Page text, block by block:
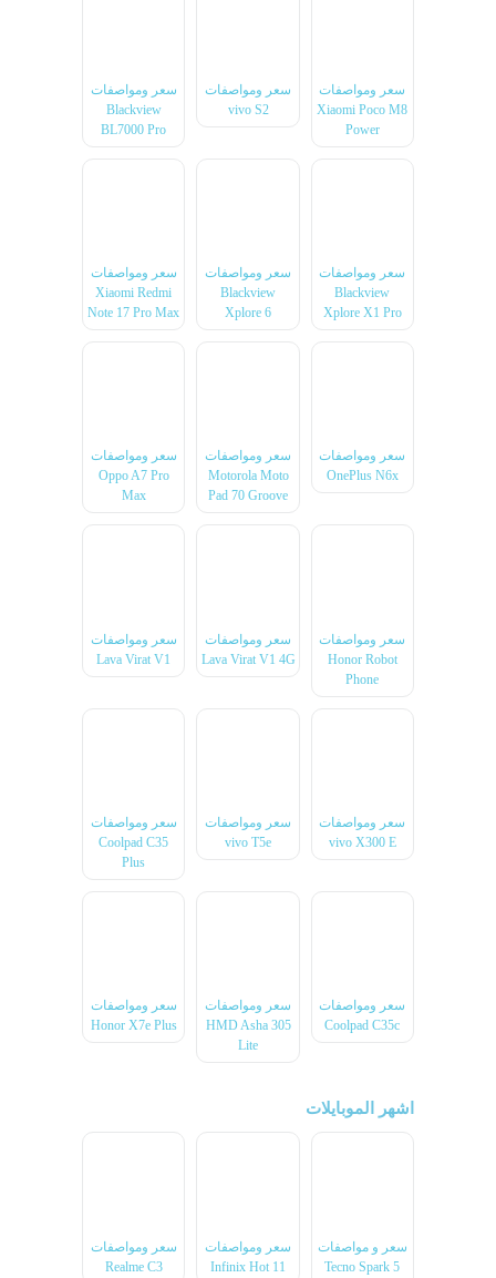
سعر ومواصفات
Xiaomi Poco M8
Power
سعر ومواصفات
vivo S2
سعر ومواصفات
Blackview
BL7000 Pro
سعر ومواصفات
Blackview
Xplore X1 Pro
سعر ومواصفات
Blackview
Xplore 6
سعر ومواصفات
Xiaomi Redmi
Note 17 Pro Max
سعر ومواصفات
OnePlus N6x
سعر ومواصفات
Motorola Moto
Pad 70 Groove
سعر ومواصفات
Oppo A7 Pro
Max
سعر ومواصفات
Honor Robot
Phone
سعر ومواصفات
Lava Virat V1 4G
سعر ومواصفات
Lava Virat V1
سعر ومواصفات
vivo X300 E
سعر ومواصفات
vivo T5e
سعر ومواصفات
Coolpad C35
Plus
سعر ومواصفات
Coolpad C35c
سعر ومواصفات
HMD Asha 305
Lite
سعر ومواصفات
Honor X7e Plus
اشهر الموبايلات
سعر و مواصفات
Tecno Spark 5
سعر ومواصفات
Infinix Hot 11
سعر ومواصفات
Realme C3